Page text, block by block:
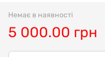
Немає в наявності
5 000.00 грн